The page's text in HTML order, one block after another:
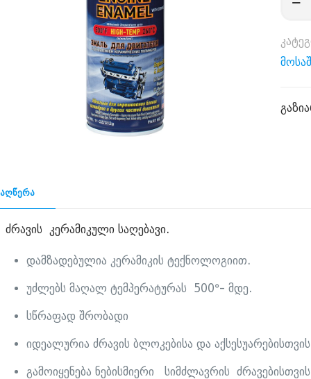
555-
აღწერა
ძრავის კერამიკული საღებავი.
დამზადებულია კერამიკის ტექნოლოგიით.
უძლებს მაღალ ტემპერატურას 500°- მდე.
სწრაფად შრობადი
იდეალურია ძრავის ბლოკებისა და
გამოიყენება ნებისმიერი სიმძლავრის